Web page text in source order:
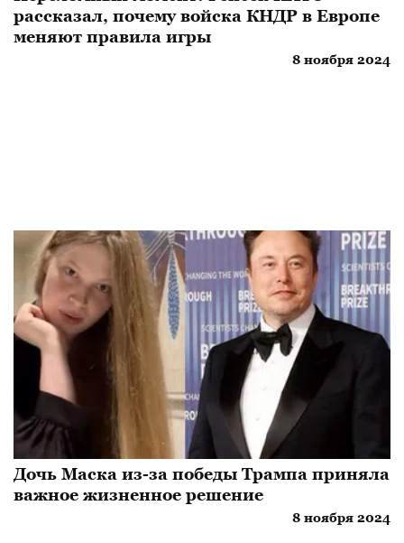
рассказал, почему войска КНДР в Европе
меняют правила игры
8 ноября 2024
Дочь Маска из-за победы Трампа приняла
важное жизненное решение
8 ноября 2024